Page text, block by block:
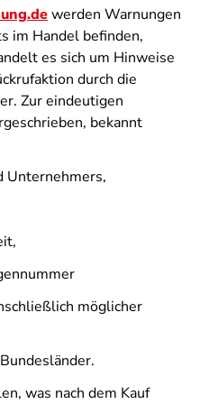
werden Warnungen
im Handel befinden,
es sich um Hinweise
durch die
Zur eindeutigen
bekannt
Unternehmers,
möglicher
was nach dem Kauf